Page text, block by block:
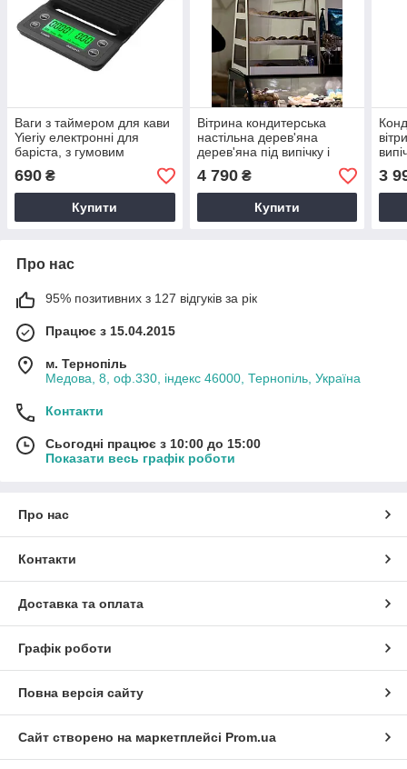
Ваги з таймером для кави
Yieriy електронні для
баріста, з гумовим
ковриком, кавові настільні
для кав'ярні
690 ₴
Купити
Вітрина кондитерська
настільна дерев'яна
дерев'яна під випічку і
десерти в кафе, магазин,
Біла
4 790₴
Купити
3
Про нас
95% позитивних з 127 відгуків за рік
Працює з 15.04.2015
м. Тернопіль
Медова, 8, оф.330, індекс 46000, Тернопіль, Україна
Контакти
Сьогодні працює з 10:00 до 15:00
Показати весь графік роботи
Про нас
Контакти
Доставка та оплата
Графік роботи
Повна версія сайту
Сайт створено на маркетплейсі Prom.ua